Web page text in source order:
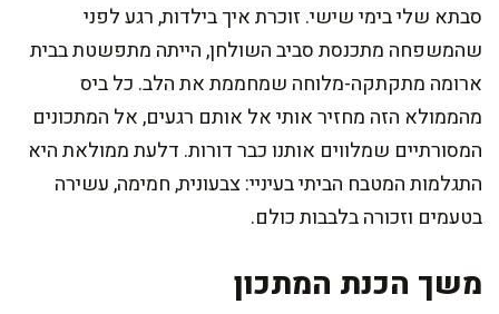
סבתא שלי בימי שישי. זוכרת איך בילדות, רגע לפני
שהמשפחה מתכנסת סביב השולחן, הייתה מתפשטת בבית
ארומה מתקתקה-מלוחה שמחממת את הלב. כל ביס
מהממולא הזה מחזיר אותי אל אותם רגעים, אל המתכונים
המסורתיים שמלווים אותנו כבר דורות. דלעת ממולאת היא
התגלמות המטבח הביתי בעיניי: צבעונית, חמימה, עשירה
בטעמים וזכורה בלבבות כולם.
משך הכנת המתכון